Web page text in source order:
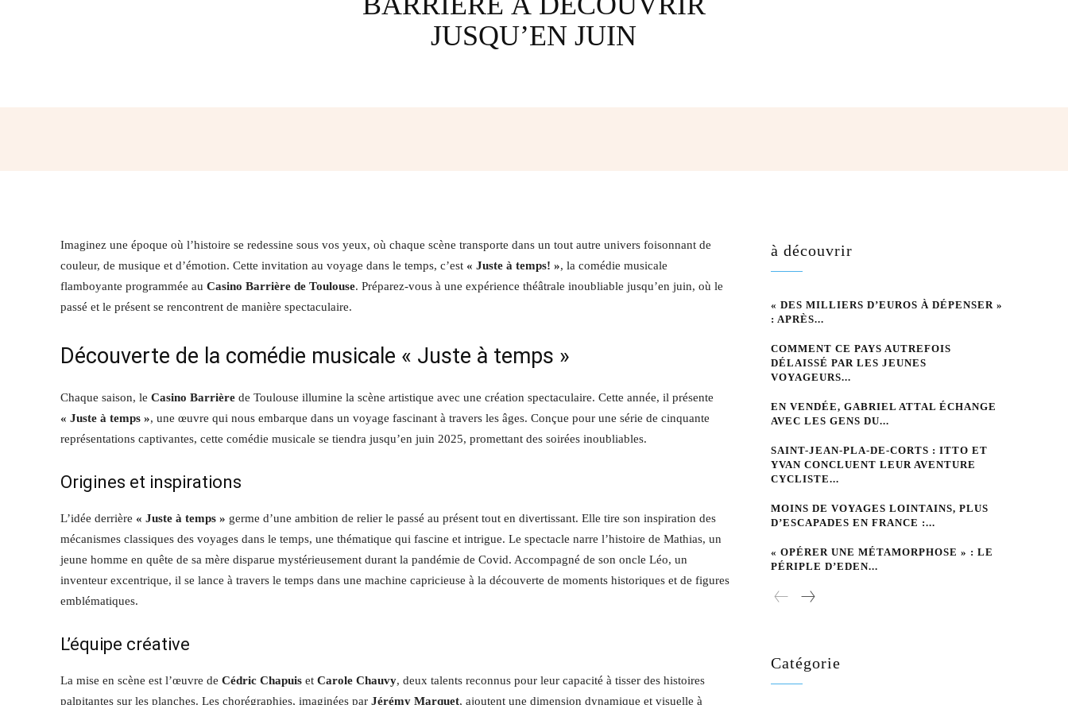
JUSQU’EN JUIN
Imaginez une époque où l’histoire se redessine sous vos yeux, où chaque scène transporte dans un tout autre univers foisonnant de
couleur, de musique et d’émotion. Cette invitation au voyage dans le temps, c’est « Juste à temps! », la comédie musicale
flamboyante programmée au Casino Barrière de Toulouse. Préparez-vous à une expérience théâtrale inoubliable jusqu’en juin, où le
passé et le présent se rencontrent de manière spectaculaire.
Découverte de la comédie musicale « Juste à temps »
Chaque saison, le Casino Barrière de Toulouse illumine la scène artistique avec une création spectaculaire. Cette année, il présente
« Juste à temps », une œuvre qui nous embarque dans un voyage fascinant à travers les âges. Conçue pour une série de cinquante
représentations captivantes, cette comédie musicale se tiendra jusqu’en juin 2025, promettant des soirées inoubliables.
Origines et inspirations
L’idée derrière « Juste à temps » germe d’une ambition de relier le passé au présent tout en divertissant. Elle tire son inspiration des
mécanismes classiques des voyages dans le temps, une thématique qui fascine et intrigue. Le spectacle narre l’histoire de Mathias, un
jeune homme en quête de sa mère disparue mystérieusement durant la pandémie de Covid. Accompagné de son oncle Léo, un
inventeur excentrique, il se lance à travers le temps dans une machine capricieuse à la découverte de moments historiques et de figures
emblématiques.
L’équipe créative
La mise en scène est l’œuvre de Cédric Chapuis et Carole Chauvy, deux talents reconnus pour leur capacité à tisser des histoires
palpitantes sur les planches. Les chorégraphies, imaginées par Jérémy Marquet, ajoutent une dimension dynamique et visuelle à
à découvrir
« DES MILLIERS D’EUROS À DÉPENSER »
: APRÈS...
COMMENT CE PAYS AUTREFOIS
DÉLAISSÉ PAR LES JEUNES
VOYAGEURS...
EN VENDÉE, GABRIEL ATTAL ÉCHANGE
AVEC LES GENS DU...
SAINT-JEAN-PLA-DE-CORTS : ITTO ET
YVAN CONCLUENT LEUR AVENTURE
CYCLISTE...
MOINS DE VOYAGES LOINTAINS, PLUS
D’ESCAPADES EN FRANCE :...
« OPÉRER UNE MÉTAMORPHOSE » : LE
PÉRIPLE D’EDEN...
Catégorie